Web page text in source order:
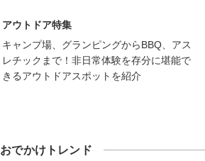
アウトドア特集
キャンプ場、グランピングからBBQ、アス
レチックまで！非日常体験を存分に堪能で
きるアウトドアスポットを紹介
おでかけトレンド